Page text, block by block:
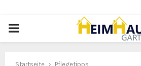
PRIMARY
Startseite Pflegetipps